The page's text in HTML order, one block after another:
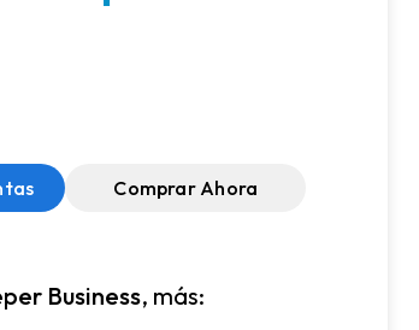
Comprar Ahora
Business, más: